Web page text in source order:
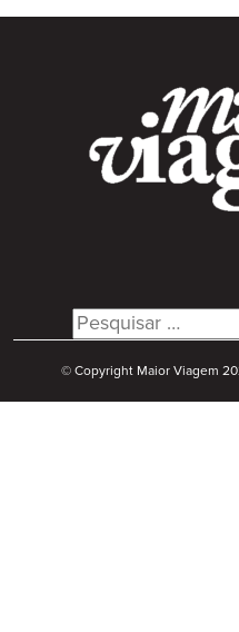
Search
for:
© Copyright Maior Viagem